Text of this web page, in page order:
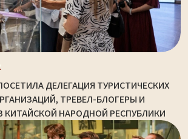
ДЕЛЕГАЦИЯ ТУРИСТИЧЕСКИХ
ТРЕВЕЛ-БЛОГЕРЫ И
НАРОДНОЙ РЕСПУБЛИКИ